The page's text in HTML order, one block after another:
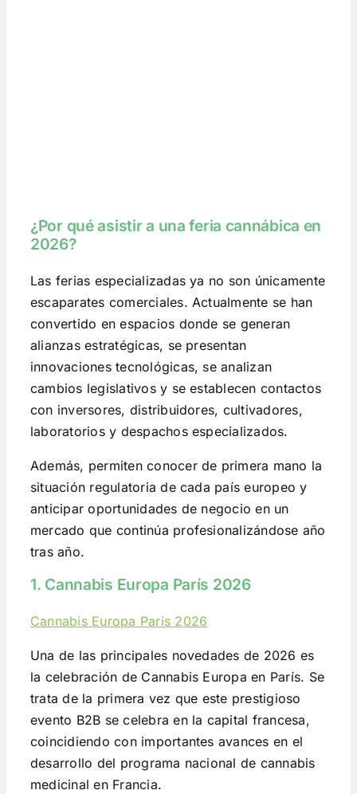
¿Por qué asistir a una feria cannábica en
2026?
Las ferias especializadas ya no son únicamente
escaparates comerciales. Actualmente se han
convertido en espacios donde se generan
alianzas estratégicas, se presentan
innovaciones tecnológicas, se analizan
cambios legislativos y se establecen contactos
con inversores, distribuidores, cultivadores,
laboratorios y despachos especializados.
Además, permiten conocer de primera mano la
situación regulatoria de cada país europeo y
anticipar oportunidades de negocio en un
mercado que continúa profesionalizándose año
tras año.
1. Cannabis Europa París 2026
Cannabis Europa Paris 2026
Una de las principales novedades de 2026 es
la celebración de Cannabis Europa en París. Se
trata de la primera vez que este prestigioso
evento B2B se celebra en la capital francesa,
coincidiendo con importantes avances en el
desarrollo del programa nacional de cannabis
medicinal en Francia.